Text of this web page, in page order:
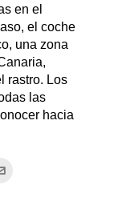
en el
el coche
una zona
rastro. Los
las
hacia